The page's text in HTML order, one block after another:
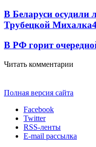
В Беларуси осудили
Трубецкой Михалка
В РФ горит
Читать комментарии
Полная версия сайта
Facebook
Twitter
RSS-ленты
E-mail рассылка